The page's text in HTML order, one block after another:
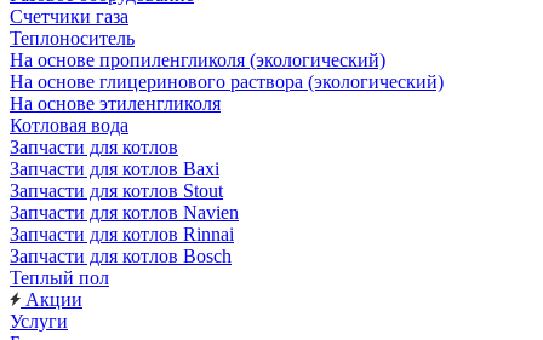
Счетчики газа
Теплоноситель
На основе пропиленгликоля (экологический)
На основе глицеринового раствора (экологический)
На основе этиленгликоля
Котловая вода
Запчасти для котлов
Запчасти для котлов Baxi
Запчасти для котлов Stout
Запчасти для котлов Navien
Запчасти для котлов Rinnai
Запчасти для котлов Bosch
Теплый пол
Акции
Услуги